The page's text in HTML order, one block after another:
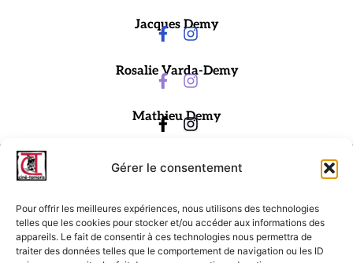
Gérer le consentement
Pour offrir les meilleures expériences, nous utilisons des technologies
telles que les cookies pour stocker et/ou accéder aux informations des
appareils. Le fait de consentir à ces technologies nous permettra de
traiter des données telles que le comportement de navigation ou les ID
Jacques Demy
Rosalie Varda-Demy
Mathieu Demy